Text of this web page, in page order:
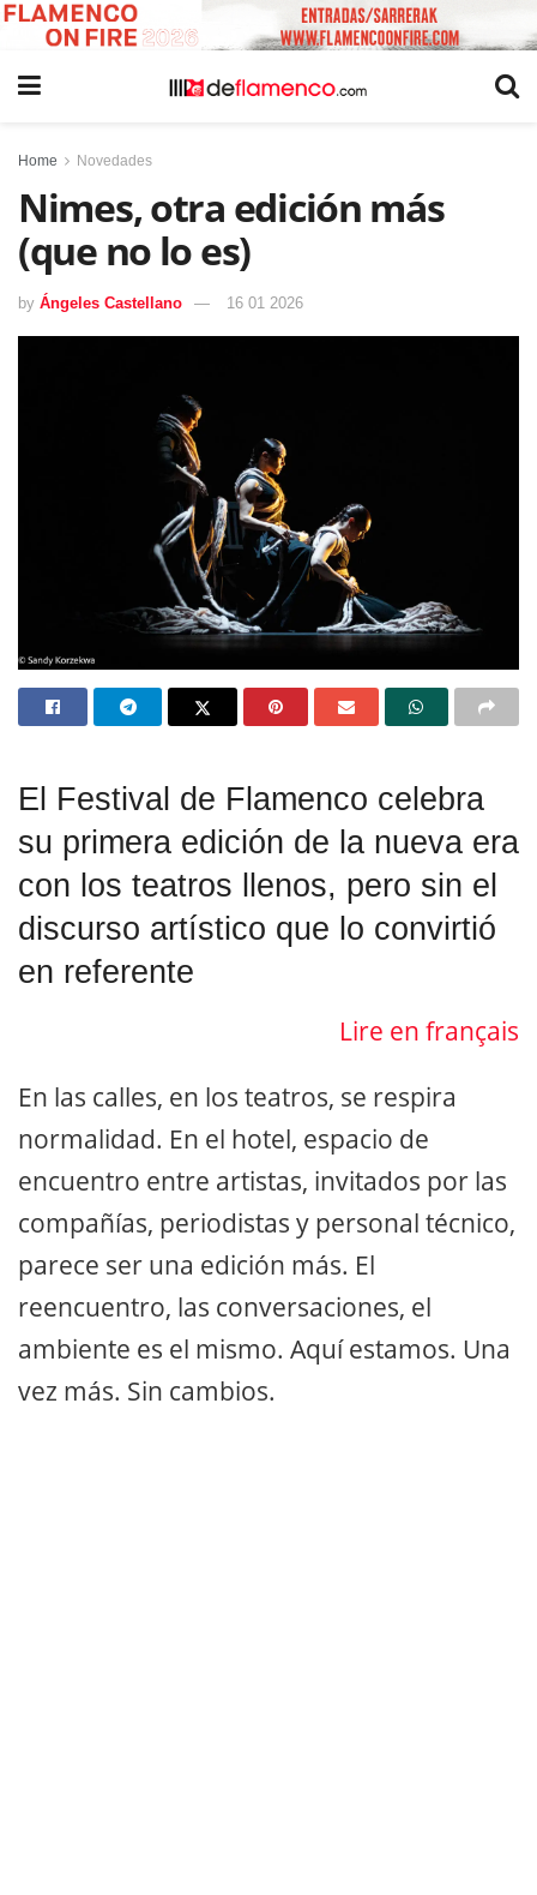
Home Novedades
Nimes, otra edición más
(que no lo es)
by Ángeles Castellano 16 01 2026
El Festival de Flamenco celebra
su primera edición de la nueva era
con los teatros llenos, pero sin el
discurso artístico que lo convirtió
en referente
Lire en français
En las calles, en los teatros, se respira
normalidad. En el hotel, espacio de
encuentro entre artistas, invitados por las
compañías, periodistas y personal técnico,
parece ser una edición más. El
reencuentro, las conversaciones, el
ambiente es el mismo. Aquí estamos. Una
vez más. Sin cambios.